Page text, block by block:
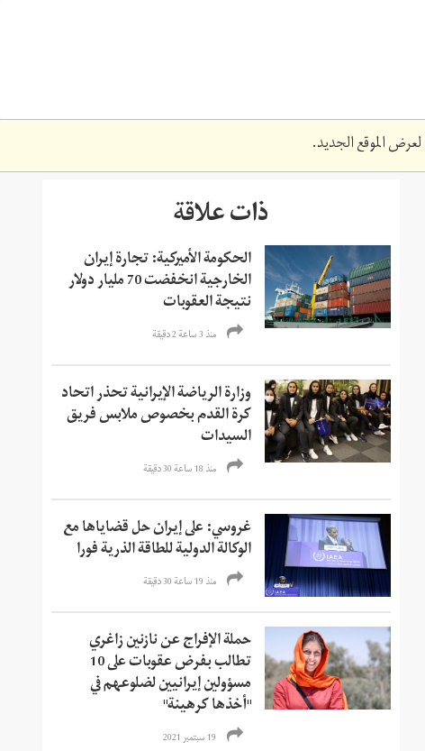
لعرض الموقع الجديد.
ذات علاقة
الحكومة الأميركية: تجارة إيران
الخارجية انخفضت 70 مليار دولار
نتيجة العقوبات
منذ 3 ساعة 2 دقیقة
وزارة الرياضة الإيرانية تحذر اتحاد
كرة القدم بخصوص ملابس فريق
السيدات
منذ 18 ساعة 30 دقیقة
غروسي: على إيران حل قضاياها مع
الوكالة الدولية للطاقة الذرية فورا
منذ 19 ساعة 30 دقیقة
حملة الإفراج عن نازنين زاغري
تطالب بفرض عقوبات على 10
مسؤولين إيرانيين لضلوعهم في
"أخذها كرهينة"
19 سبتمبر 2021